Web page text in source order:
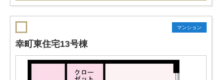
マンション
幸町東住宅13号棟